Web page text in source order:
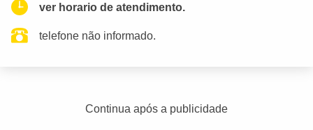
ver horario de atendimento.
telefone não informado.
Continua após a publicidade